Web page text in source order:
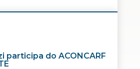
participa do ACONCARF